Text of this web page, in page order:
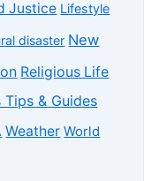
Justice Lifestyle
disaster New
Religious Life
Tips & Guides
Weather World